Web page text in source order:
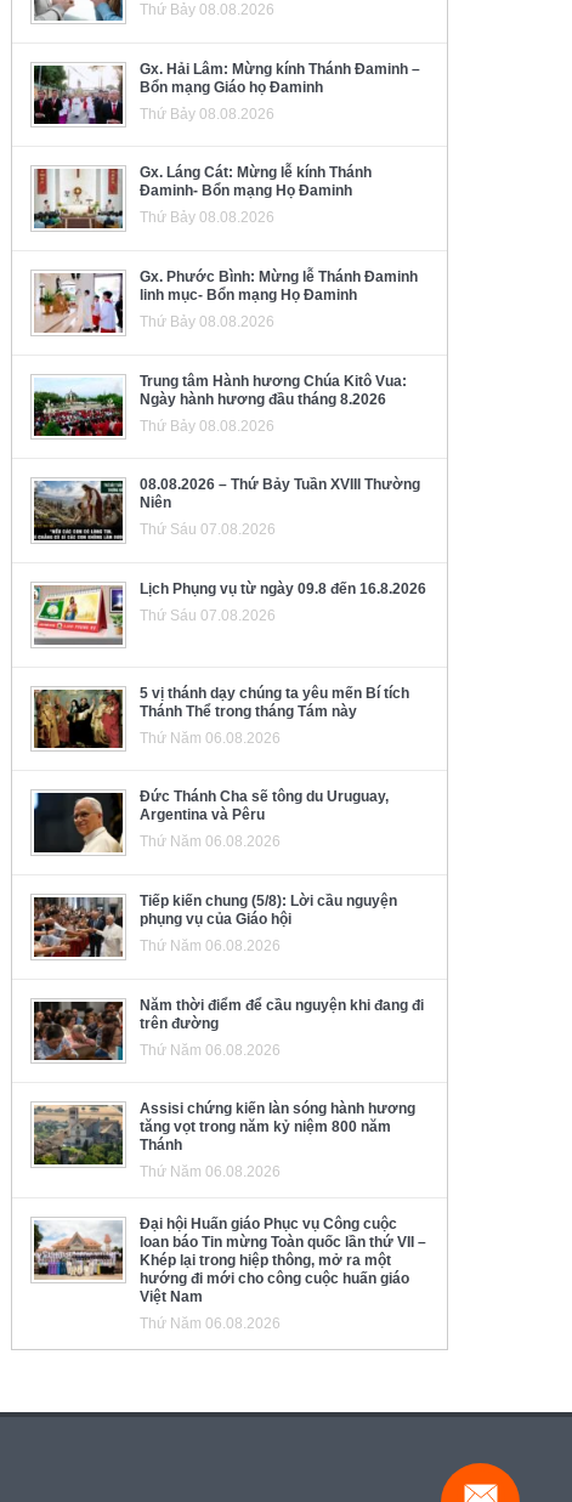
Thứ Bảy 08.08.2026
Gx. Hải Lâm: Mừng kính Thánh Đaminh –
Bổn mạng Giáo họ Đaminh
Thứ Bảy 08.08.2026
Gx. Láng Cát: Mừng lễ kính Thánh
Đaminh- Bổn mạng Họ Đaminh
Thứ Bảy 08.08.2026
Gx. Phước Bình: Mừng lễ Thánh Đaminh
linh mục- Bổn mạng Họ Đaminh
Thứ Bảy 08.08.2026
Trung tâm Hành hương Chúa Kitô Vua:
Ngày hành hương đầu tháng 8.2026
Thứ Bảy 08.08.2026
08.08.2026 – Thứ Bảy Tuần XVIII Thường
Niên
Thứ Sáu 07.08.2026
Lịch Phụng vụ từ ngày 09.8 đến 16.8.2026
Thứ Sáu 07.08.2026
5 vị thánh dạy chúng ta yêu mến Bí tích
Thánh Thể trong tháng Tám này
Thứ Năm 06.08.2026
Đức Thánh Cha sẽ tông du Uruguay,
Argentina và Pêru
Thứ Năm 06.08.2026
Tiếp kiến chung (5/8): Lời cầu nguyện
phụng vụ của Giáo hội
Thứ Năm 06.08.2026
Năm thời điểm để cầu nguyện khi đang đi
trên đường
Thứ Năm 06.08.2026
Assisi chứng kiến làn sóng hành hương
tăng vọt trong năm kỷ niệm 800 năm
Thánh
Thứ Năm 06.08.2026
Đại hội Huấn giáo Phục vụ Công cuộc
loan báo Tin mừng Toàn quốc lần thứ VII –
Khép lại trong hiệp thông, mở ra một
hướng đi mới cho công cuộc huấn giáo
Việt Nam
Thứ Năm 06.08.2026